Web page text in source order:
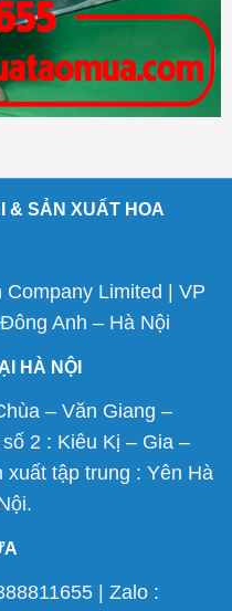
& SẢN XUẤT HOA
Limited | VP
Anh – Hà Nội
HÀ NỘI
– Văn Giang –
2 : Kiêu Kị – Gia –
xuất tập trung : Yên Hà
| Zalo :